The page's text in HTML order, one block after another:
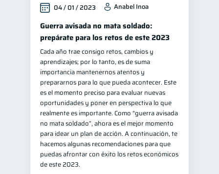
04 / 01 / 2023 Anabel Inoa
Guerra avisada no mata soldado:
prepárate para los retos de este 2023
Cada año trae consigo retos, cambios y
aprendizajes; por lo tanto, es de suma
importancia mantenernos atentos y
prepararnos para lo que pueda acontecer. Este
es el momento preciso para evaluar nuevas
oportunidades y poner en perspectiva lo que
realmente es importante. Como “guerra avisada
no mata soldado”, ahora es el mejor momento
para idear un plan de acción. A continuación, te
hacemos algunas recomendaciones para que
puedas afrontar con éxito los retos económicos
de este 2023.